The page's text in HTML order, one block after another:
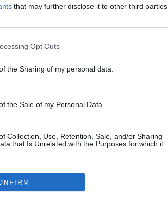
that may further disclose it to other third parties.
Opt Outs
the Sharing of my personal data.
the Sale of my Personal Data.
Collection, Use, Retention, Sale, and/or Sharing
that Is Unrelated with the Purposes for which it